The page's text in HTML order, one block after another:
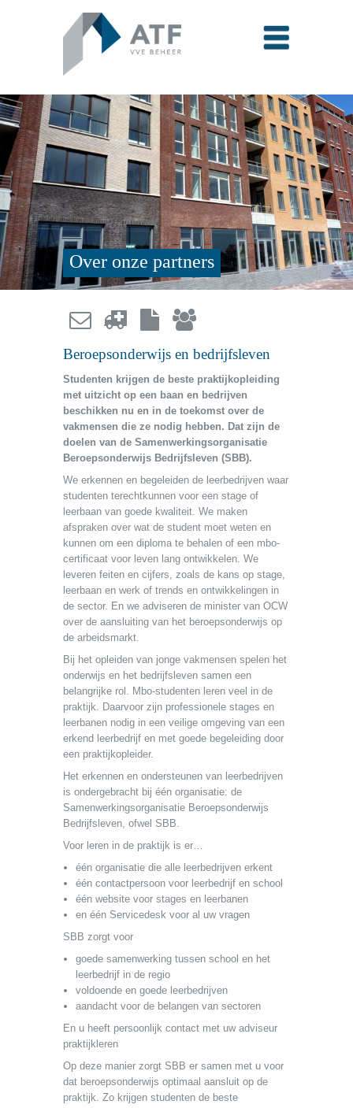
Over onze partners
   
Beroepsonderwijs en bedrijfsleven
Studenten krijgen de beste praktijkopleiding
met uitzicht op een baan en bedrijven
beschikken nu en in de toekomst over de
vakmensen die ze nodig hebben. Dat zijn de
doelen van de Samenwerkingsorganisatie
Beroepsonderwijs Bedrijfsleven (SBB).
We erkennen en begeleiden de leerbedrijven waar
studenten terechtkunnen voor een stage of
leerbaan van goede kwaliteit. We maken
afspraken over wat de student moet weten en
kunnen om een diploma te behalen of een mbo-
certificaat voor leven lang ontwikkelen. We
leveren feiten en cijfers, zoals de kans op stage,
leerbaan en werk of trends en ontwikkelingen in
de sector. En we adviseren de minister van OCW
over de aansluiting van het beroepsonderwijs op
de arbeidsmarkt.
Bij het opleiden van jonge vakmensen spelen het
onderwijs en het bedrijfsleven samen een
belangrijke rol. Mbo-studenten leren veel in de
praktijk. Daarvoor zijn professionele stages en
leerbanen nodig in een veilige omgeving van een
erkend leerbedrijf en met goede begeleiding door
een praktijkopleider.
Het erkennen en ondersteunen van leerbedrijven
is ondergebracht bij één organisatie: de
Samenwerkingsorganisatie Beroepsonderwijs
Bedrijfsleven, ofwel SBB.
Voor leren in de praktijk is er…
één organisatie die alle leerbedrijven erkent
één contactpersoon voor leerbedrijf en school
één website voor stages en leerbanen
en één Servicedesk voor al uw vragen
SBB zorgt voor
goede samenwerking tussen school en het
leerbedrijf in de regio
voldoende en goede leerbedrijven
aandacht voor de belangen van sectoren
En u heeft persoonlijk contact met uw adviseur
praktijkleren
Op deze manier zorgt SBB er samen met u voor
dat beroepsonderwijs optimaal aansluit op de
praktijk. Zo krijgen studenten de beste